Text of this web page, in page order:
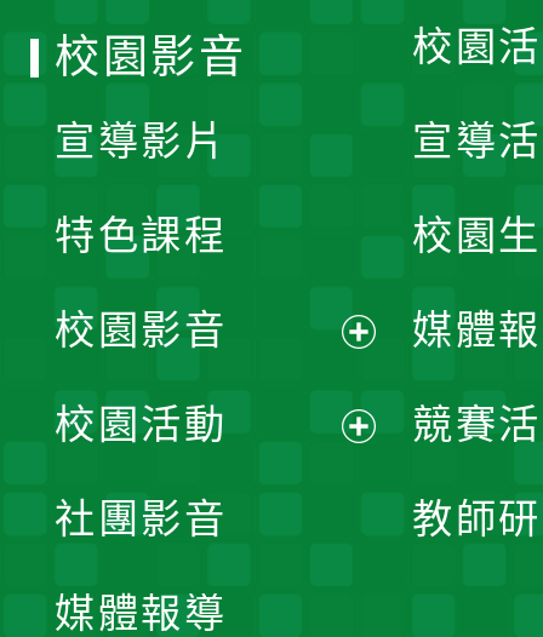
校園
宣導
校園
媒體
競賽
教師
校園影音
宣導影片
特色課程
校園影音
開
校園活動
社團影音
媒體報導